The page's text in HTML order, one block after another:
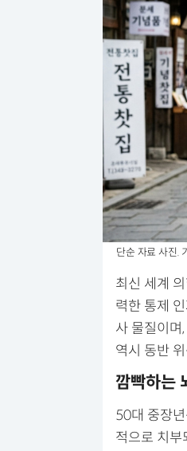
단순 자료 사진.
최신 세계
력한 통제
사 물질이며
역시 동반
깜빡하는
50대 중장
적으로 치부